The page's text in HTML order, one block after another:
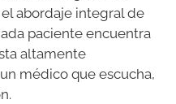
abordaje integral de
paciente encuentra
altamente
médico que escucha,